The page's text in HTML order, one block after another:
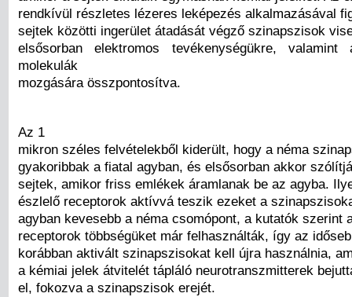
rendkívül részletes lézeres leképezés alkalmazásával
sejtek közötti ingerület átadását végző szinapszisok
elsősorban elektromos tevékenységükre,
molekulák
mozgására összpontosítva.
Az 1
mikron széles felvételekből kiderült, hogy a néma
gyakoribbak a fiatal agyban, és elsősorban akkor
sejtek, amikor friss emlékek áramlanak be az agyba.
észlelő receptorok aktívvá teszik ezeket a
agyban kevesebb a néma csomópont, a kutatók szerint
receptorok többségüket már felhasználták, így az
korábban aktivált szinapszisokat kell újra használnia,
a kémiai jelek átvitelét tápláló neurotranszmitterek
el, fokozva a szinapszisok erejét.